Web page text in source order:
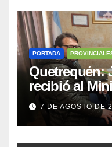
PORTADA
Quetrequén:
recibió al
Públicas y al
Vialidad para
Villa
7 DE AGOSTO DE